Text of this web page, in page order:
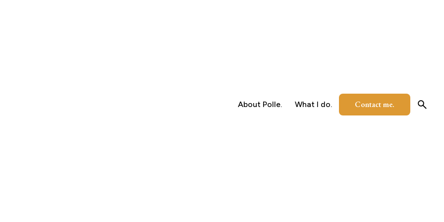
About Polle. What I do. Contact me.